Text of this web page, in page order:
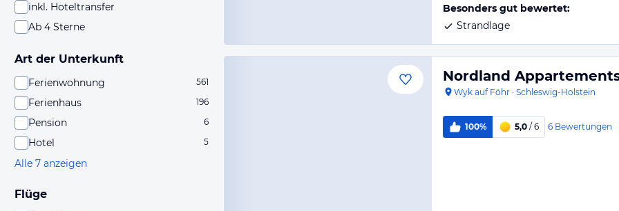
inkl. Hoteltransfer
Ab 4 Sterne
Art der Unterkunft
Ferienwohnung 561
Ferienhaus 196
Pension 6
Hotel 5
Alle 7 anzeigen
Flüge
Besonders gut bewertet:
Strandlage
Nordland
Wyk auf Föhr · Schleswig-Holstein
100% 5,0 / 6 6 Bewertungen